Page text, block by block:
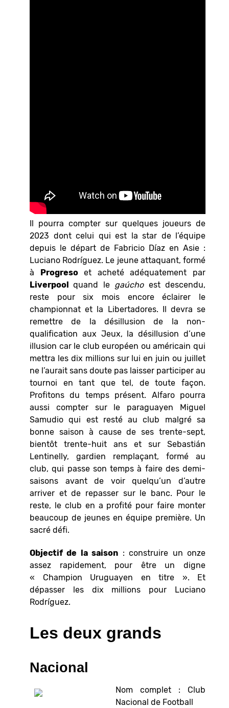
Il pourra compter sur quelques joueurs de
2023 dont celui qui est la star de l’équipe
depuis le départ de Fabricio Díaz en Asie :
Luciano Rodríguez. Le jeune attaquant, formé
à Progresoet acheté adéquatement par
Liverpoolquand le gaúchoest descendu,
reste pour six mois encore éclairer le
championnat et la Libertadores. Il devra se
remettre de la désillusion de la non-
qualification aux Jeux, la désillusion d’une
illusion car le club européen ou américain qui
mettra les dix millions sur lui en juin ou juillet
ne l’aurait sans doute pas laisser participer au
tournoi en tant que tel, de toute façon.
Profitons du temps présent. Alfaro pourra
aussi compter sur le paraguayen Miguel
Samudio qui est resté au club malgré sa
bonne saison à cause de ses trente-sept,
bientôt trente-huit ans et sur Sebastián
Lentinelly, gardien remplaçant, formé au
club, qui passe son temps à faire des demi-
saisons avant de voir quelqu’un d’autre
arriver et de repasser sur le banc. Pour le
reste, le club en a profité pour faire monter
beaucoup de jeunes en équipe première. Un
sacré défi.
Objectif de la saison : construire un onze
assez rapidement, pour être un digne
« Champion Uruguayen en titre ». Et
dépasser les dix millions pour Luciano
Rodríguez.
Les deux grands
Nacional
Nom complet : Club
Nacional de Football